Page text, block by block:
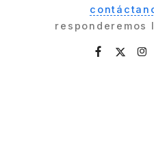
responderemos